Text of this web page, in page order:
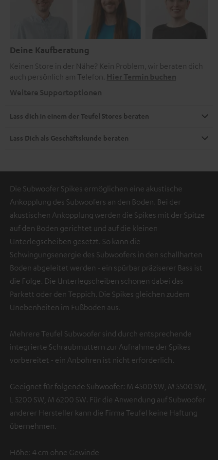
Deine Kaufberatung
Keinen Store in der Nähe? Kein Problem, wir beraten dich
auch persönlich am Telefon. Hier Termin buchen
Weitere Supportoptionen
Lass dich in einem der Teufel Stores beraten
Lass Dich als Geschäftskunde beraten
Die Subwoofer Spikes ermöglichen eine akustische
Ankopplung des Subwoofers an den Boden. Bei der
akustischen Ankopplung werden die Spikes mit der Spitze
auf den Boden gerichtet und auf die kleinen
Unterlegscheiben gesetzt. So kann die
Schwingungsenergie des Subwoofers in den schallharten
Boden abgeleitet werden - ein spürbar präziserer Bass ist
die Folge. Die Unterlegscheiben schonen dabei das
Parkett oder den Teppich. Die Spikes gleichen zudem
Unebenheiten im Fußboden aus.
Mehrere Teufel Subwoofer sind durch entsprechende
integrierte Schraubmuttern zur Aufnahme der Spikes
vorbereitet - ein Anbohren ist nicht erforderlich.
Geeignet für folgende Subwoofer: M 4500 SW, M 5500 SW,
L 5200 SW, M 6200 SW. Für die Anwendung auf Subwoofer
anderer Hersteller kann die Firma Teufel keine Haftung
übernehmen.
Höhe: 4 cm ohne Gewinde